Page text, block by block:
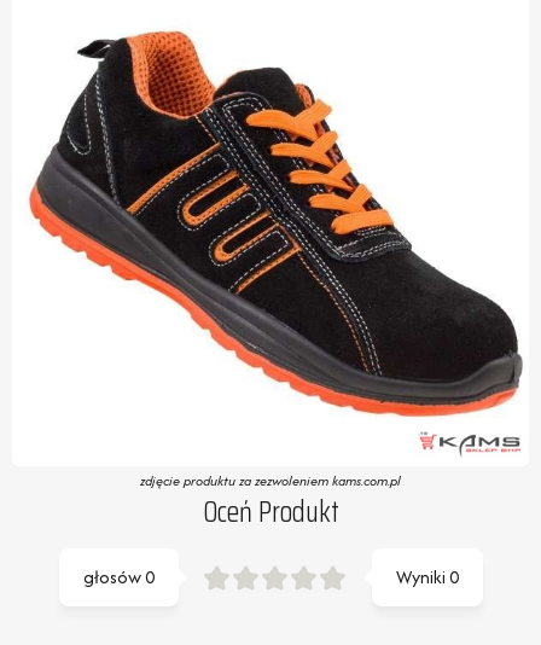
zdjęcie produktu za zezwoleniem kams.com.pl
Oceń Produkt
Wyniki0
głosów0